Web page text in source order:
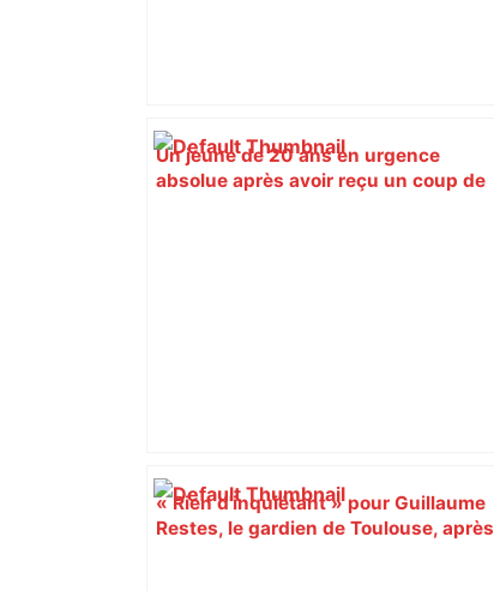
Un jeune de 20 ans en urgence
absolue après avoir reçu un coup de
« Rien d'inquiétant » pour Guillaume
Restes, le gardien de Toulouse, après